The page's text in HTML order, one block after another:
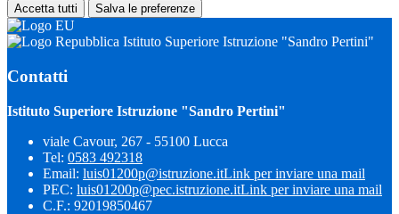
Accetta tutti Salva le preferenze
Istituto Superiore Istruzione "Sandro Pertini"
Contatti
Istituto Superiore Istruzione "Sandro Pertini"
viale Cavour, 267 - 55100 Lucca
Tel: 0583 492318
Email: luis01200p@istruzione.itLink per inviare una mail
PEC: luis01200p@pec.istruzione.itLink per inviare una mail
C.F.: 92019850467